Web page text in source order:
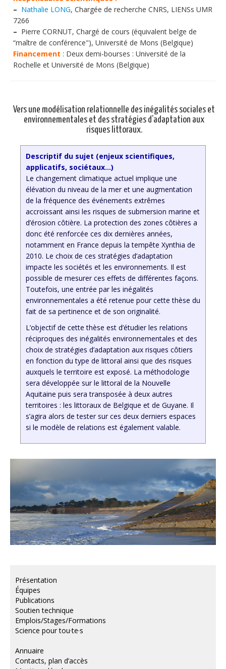
– Nathalie LONG, Chargée de recherche CNRS, LIENSs UMR
7266
– Pierre CORNUT, Chargé de cours (équivalent belge de
“maître de conférence"), Université de Mons (Belgique)
Financement : Deux demi-bourses : Université de la
Rochelle et Université de Mons (Belgique)
Vers une modélisation relationnelle des inégalités sociales et
environnementales et des stratégies d’adaptation aux
risques littoraux.
Descriptif du sujet (enjeux scientifiques,
applicatifs, sociétaux…)
Le changement climatique actuel implique une
élévation du niveau de la mer et une augmentation
de la fréquence des événements extrêmes
accroissant ainsi les risques de submersion marine et
d’érosion côtière. La protection des zones côtières a
donc été renforcée ces dix dernières années,
notamment en France depuis la tempête Xynthia de
2010. Le choix de ces stratégies d’adaptation
impacte les sociétés et les environnements. Il est
possible de mesurer ces effets de différentes façons.
Toutefois, une entrée par les inégalités
environnementales a été retenue pour cette thèse du
fait de sa pertinence et de son originalité.
L’objectif de cette thèse est d’étudier les relations
réciproques des inégalités environnementales et des
choix de stratégies d’adaptation aux risques côtiers
en fonction du type de littoral ainsi que des risques
auxquels le territoire est exposé. La méthodologie
sera développée sur le littoral de la Nouvelle
Aquitaine puis sera transposée à deux autres
territoires : les littoraux de Belgique et de Guyane. Il
s’agira alors de tester sur ces deux derniers espaces
si le modèle de relations est également valable.
Présentation
Équipes
Publications
Soutien technique
Emplois/Stages/Formations
Science pour tou·te·s
Annuaire
Contacts, plan d’accès